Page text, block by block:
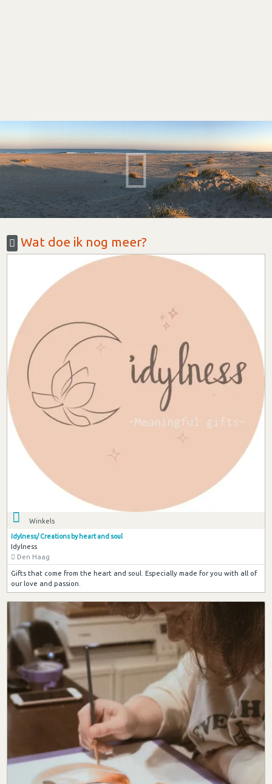
Wat doe ik nog meer?
Winkels
Idylness/ Creations by heart and soul
Idylness
Den Haag
Gifts that come from the heart and soul. Especially made for you with all of
our love and passion.